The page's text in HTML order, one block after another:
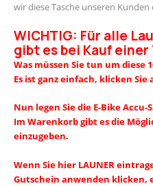
wir diese Tasche unseren
WICHTIG: Für alle
gibt es bei Kauf einer
Was müssen Sie tun um diese
Es ist ganz einfach, klicken
Nun legen Sie die E-Bike
Im Warenkorb gibt es die
einzugeben.
Wenn Sie hier LAUNER
Gutschein anwenden klicken,